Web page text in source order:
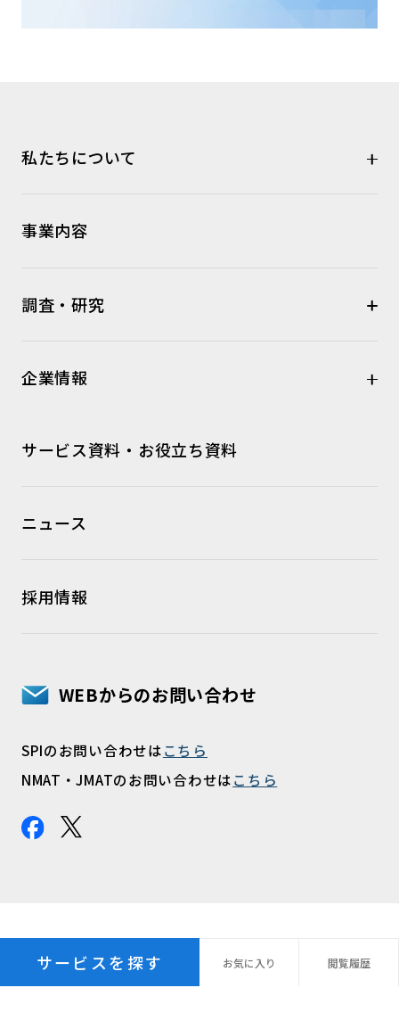
サービスを探す お気に 入り 閲覧履歴
私たちについて
事業内容
調査・研究
企業情報
サービス資料・お役立ち資料
ニュース
採用情報
WEBからのお問い合わせ
SPIのお問い合わせはこちら
NMAT・JMATのお問い合わせはこちら
プライバシーポリシー
パーソナルデータ指針